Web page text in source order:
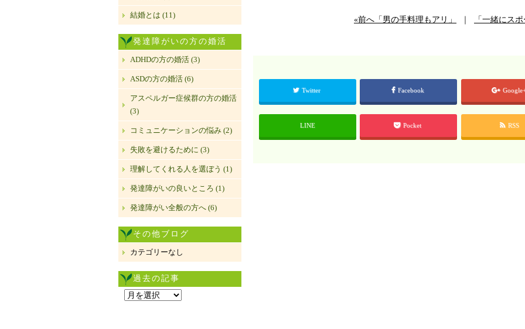
«前へ「男の手料理もアリ」 「一緒にス
Twitter Facebook
LINE Pocket RSS
結婚とは (11)
発達障がいの方の婚活
ADHDの方の婚活 (3)
ASDの方の婚活 (6)
アスペルガー症候群の方の婚活
(3)
コミュニケーションの悩み (2)
失敗を避けるために (3)
理解してくれる人を選ぼう (1)
発達障がいの良いところ (1)
発達障がい全般の方へ (6)
その他ブログ
カテゴリーなし
過去の記事